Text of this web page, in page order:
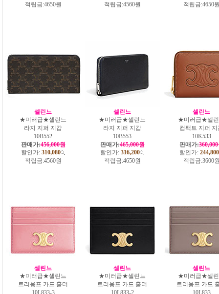
적립금:4650원
적립금:4560원
적립금:4650
셀린느
★미러급★셀린느
라지 지퍼 지갑
10B552
판매가:456,000원
할인가: 310,080
적립금:4560원
셀린느
★미러급★셀린느
라지 지퍼 지갑
10B553
판매가:465,000원
할인가: 316,200
적립금:4650원
셀린느
★미러급★셀
컴팩트 지퍼 지
10K533
판매가:
할인가: 244,800
적립금:3600
셀린느
★미러급★셀린느
트리옹프 카드 홀더
10L833-3
셀린느
★미러급★셀린느
트리옹프 카드 홀더
10L833-2
셀린느
★미러급★셀
트리옹프 카드
10L833